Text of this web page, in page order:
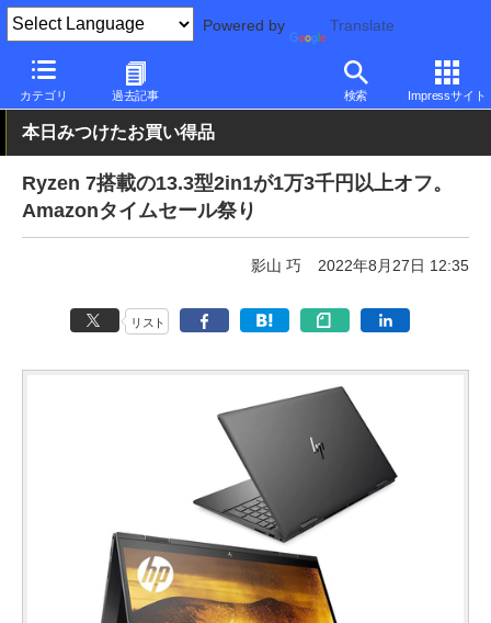
Powered by Translate
カテゴリ 過去記事 検索 Impressサイト
PC Watch パソコン/タブレット/スマートフォン HP
本日みつけたお買い得品
Ryzen 7搭載の13.3型2in1が1万3千円以上オフ。
Amazonタイムセール祭り
影山 巧 2022年8月27日 12:35
リスト